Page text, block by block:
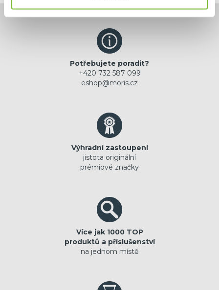
Potřebujete poradit?
+420 732 587 099
eshop@moris.cz
Výhradní zastoupení
jistota originální
prémiové značky
Více jak 1000 TOP
produktů a příslušenství
na jednom místě